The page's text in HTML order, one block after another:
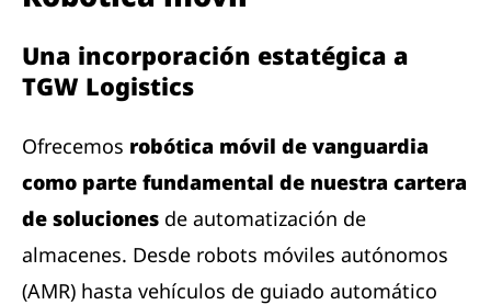
Una incorporación estatégica a
TGW Logistics
Ofrecemos robótica móvil de vanguardia
como parte fundamental de nuestra cartera
de soluciones de automatización de
almacenes. Desde robots móviles autónomos
(AMR) hasta vehículos de guiado automático